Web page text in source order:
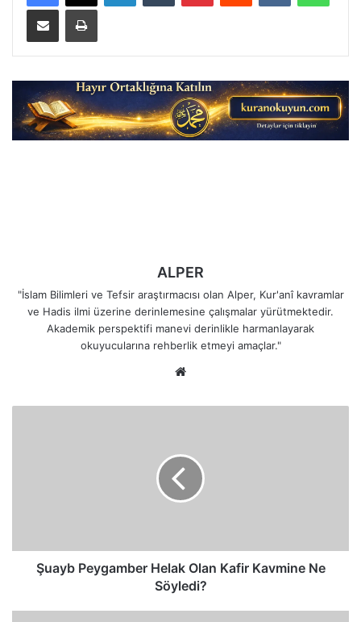
E-Posta ile paylaş Yazdır
ALPER
"İslam Bilimleri ve Tefsir araştırmacısı olan Alper, Kur'anî kavramlar
ve Hadis ilmi üzerine derinlemesine çalışmalar yürütmektedir.
Akademik perspektifi manevi derinlikle harmanlayarak
okuyucularına rehberlik etmeyi amaçlar."
Şuayb Peygamber Helak Olan Kafir Kavmine Ne
Söyledi?